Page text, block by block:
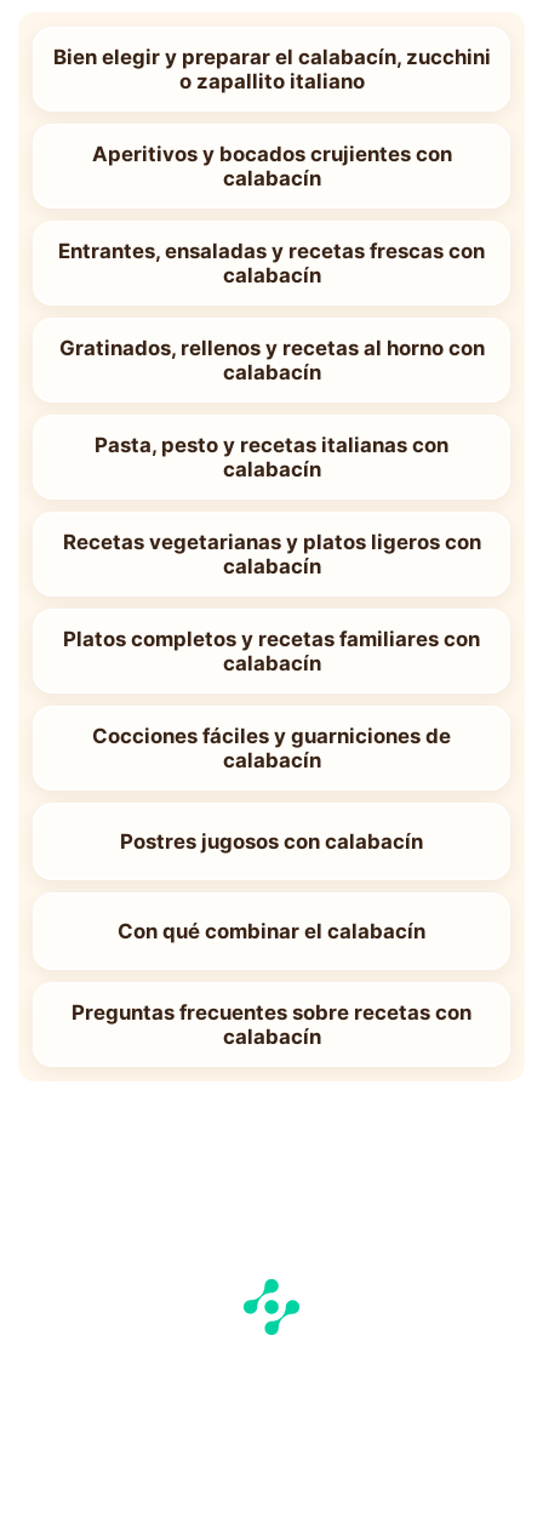
Bien elegir y preparar el calabacín, zucchini
o zapallito italiano
Aperitivos y bocados crujientes con
calabacín
Entrantes, ensaladas y recetas frescas con
calabacín
Gratinados, rellenos y recetas al horno con
calabacín
Pasta, pesto y recetas italianas con
calabacín
Recetas vegetarianas y platos ligeros con
calabacín
Platos completos y recetas familiares con
calabacín
Cocciones fáciles y guarniciones de
calabacín
Postres jugosos con calabacín
Con qué combinar el calabacín
Preguntas frecuentes sobre recetas con
calabacín